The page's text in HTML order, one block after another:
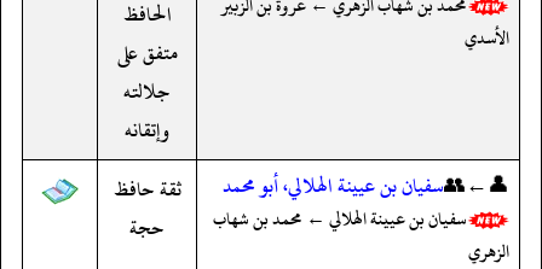
الأسدي
الحافظ
متفق على
جلالته
وإتقانه
👤←👥سفيان بن عيينة الهلالي، أبو محمد
سفيان بن عيينة الهلالي ← محمد بن شهاب
الزهري
ثقة حافظ
حجة